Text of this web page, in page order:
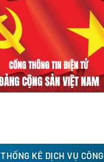
THỐNG KÊ DỊCH VỤ CÔNG